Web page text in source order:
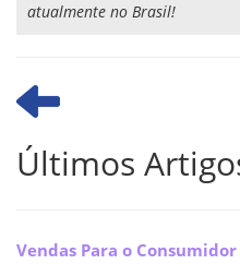
atualmente no Brasil!
Últimos
Vendas Para o Consumidor